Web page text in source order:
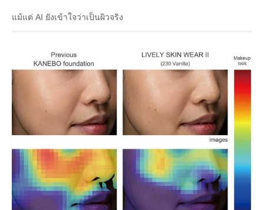
แม้แต่ AI ยังเข้าใจว่าเป็นผิวจริง